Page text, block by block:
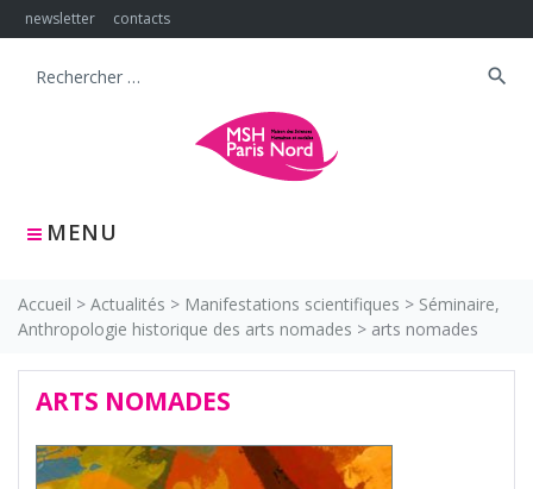
Skip
to
newsletter contacts
MENU
Search
search
Accueil > Actualités > Manifestations scientifiques > Séminaire,
Anthropologie historique des arts nomades > arts nomades
ARTS NOMADES